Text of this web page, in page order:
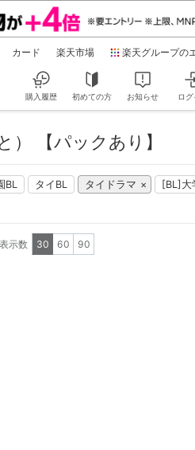
カード 楽天市場 楽天グループの
本/ゲー
電子書籍
雑誌読み
動画配信
購入履歴 初めての方 お知らせ ロ
【パックあり】
BL タイBL タイドラマ
[BL]大
表示数 30 60 90